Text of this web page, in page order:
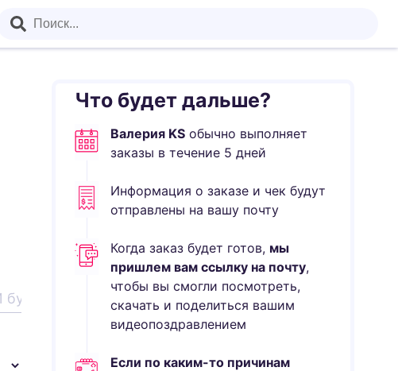
Что будет дальше?
Валерия KS обычно выполняет
заказы в течение 5 дней
Информация о заказе и чек будут
отправлены на вашу почту
Когда заказ будет готов, мы
пришлем вам ссылку на почту,
чтобы вы смогли посмотреть,
скачать и поделиться вашим
видеопоздравлением
Если по каким-то причинам